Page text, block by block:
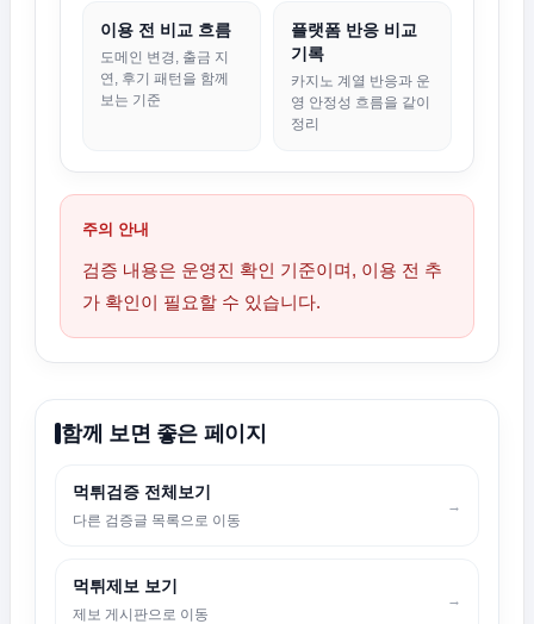
이용 전 비교 흐름
도메인 변경, 출금 지
연, 후기 패턴을 함께
보는 기준
플랫폼 반응 비교
기록
카지노 계열 반응과 운
영 안정성 흐름을 같이
정리
주의 안내
검증 내용은 운영진 확인 기준이며, 이용 전 추
가 확인이 필요할 수 있습니다.
함께 보면 좋은 페이지
먹튀검증 전체보기
다른 검증글 목록으로 이동
→
먹튀제보 보기
제보 게시판으로 이동
→